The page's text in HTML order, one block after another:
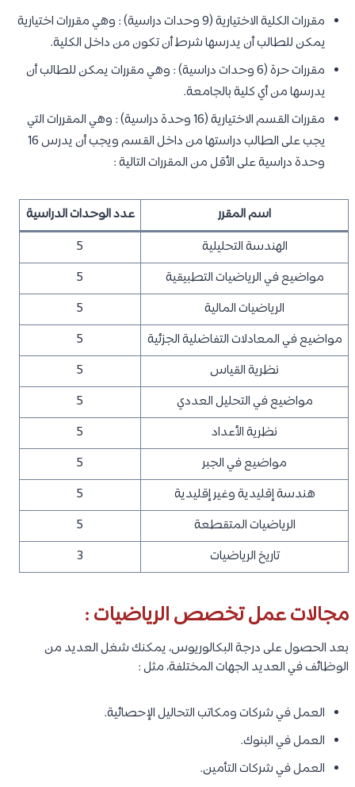
مقررات الكلية الاختيارية (9 وحدات دراسية) : وهي مقررات اختيارية
يمكن للطالب أن يدرسها شرط أن تكون من داخل الكلية.
مقررات حرة (6 وحدات دراسية) : وهي مقررات يمكن للطالب أن
يدرسها من أي كلية بالجامعة.
مقررات القسم الاختيارية (16 وحدة دراسية) : وهي المقررات التي
يجب على الطالب دراستها من داخل القسم ويجب أن يدرس 16
وحدة دراسية على الأقل من المقررات التالية :
اسم المقرر
عدد الوحدات الدراسية
الهندسة التحليلية
5
مواضيع في الرياضيات التطبيقية
5
الرياضيات المالية
5
مواضيع في المعادلات التفاضلية الجزئية
5
نظرية القياس
5
مواضيع في التحليل العددي
5
نظرية الأعداد
5
مواضيع في الجبر
5
هندسة إقليدية وغير إقليدية
5
الرياضيات المتقطعة
5
تاريخ الرياضيات
3
مجالات عمل تخصص الرياضيات :
بعد الحصول على درجة البكالوريوس، يمكنك شغل العديد من
الوظائف في العديد الجهات المختلفة، مثل :
العمل في شركات ومكاتب التحاليل الإحصائية.
العمل في البنوك.
العمل في شركات التأمين.